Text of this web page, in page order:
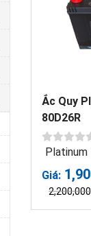
Ắc Quy
80D26R
Platinum
Giá:
2,200,000